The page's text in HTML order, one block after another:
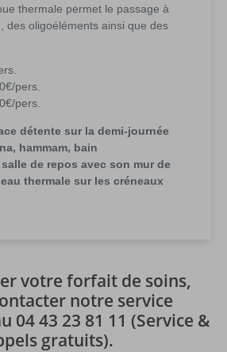
thermale permet le passage à
des oligoéléments ainsi que des
pers.
pers.
détente sur la demi-journée
hammam, bain
de repos avec son mur de
thermale sur les créneaux
votre forfait de soins,
notre service
04 43 23 81 11 (Service &
gratuits).